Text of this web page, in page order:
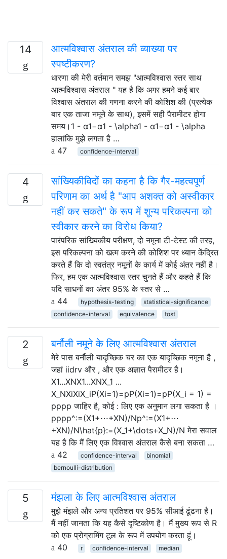
14
आत्मविश्वास अंतराल की व्याख्या पर
स्पष्टीकरण?
धारणा की मेरी वर्तमान समझ "आत्मविश्वास स्तर साथ
आत्मविश्वास अंतराल " यह है कि अगर हमने कई बार
विश्वास अंतराल की गणना करने की कोशिश की (प्रत्येक
बार एक ताजा नमूने के साथ), इसमें सही पैरामीटर होगा
समय।1 - α1−α1 - \alpha1 - α1−α1 - \alpha
हालांकि मुझे लगता है …
47
confidence-interval
4
सांख्यिकीविदों का कहना है कि गैर-महत्वपूर्ण
परिणाम का अर्थ है "आप अशक्त को अस्वीकार
नहीं कर सकते" के रूप में शून्य परिकल्पना को
स्वीकार करने का विरोध किया?
पारंपरिक सांख्यिकीय परीक्षण, दो नमूना टी-टेस्ट की तरह,
इस परिकल्पना को खत्म करने की कोशिश पर ध्यान केंद्रित
करते हैं कि दो स्वतंत्र नमूनों के कार्य में कोई अंतर नहीं है।
फिर, हम एक आत्मविश्वास स्तर चुनते हैं और कहते हैं कि
यदि साधनों का अंतर 95% के स्तर से …
44
hypothesis-testing
statistical-significance
confidence-interval
equivalence tost
2 बर्नौली नमूने के लिए आत्मविश्वास अंतराल
मेरे पास बर्नौली यादृच्छिक चर का एक यादृच्छिक नमूना है ,
जहां iidrv और , और एक अज्ञात पैरामीटर है।
X1...XNX1...XNX_1 ...
X_NXiXiX_iP(Xi=1)=pP(Xi=1)=pP(X_i = 1) =
pppp जाहिर है, कोई : लिए एक अनुमान लगा सकता है ।
pppp^:=(X1+⋯+XN)/Np^:=(X1+⋯
+XN)/N\hat{p}:=(X_1+\dots+X_N)/N मेरा सवाल
यह है कि मैं लिए एक विश्वास अंतराल कैसे बना सकता …
42
confidence-interval
binomial
bernoulli-distribution
5 मंझला के लिए आत्मविश्वास अंतराल
मुझे मंझले और अन्य प्रतिशत पर 95% सीआई ढूंढना है।
मैं नहीं जानता कि यह कैसे दृष्टिकोण है। मैं मुख्य रूप से R
को एक प्रोग्रामिंग टूल के रूप में उपयोग करता हूं।
40
r confidence-interval median